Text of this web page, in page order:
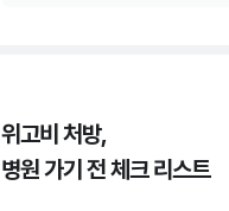
위고비 처방,
병원 가기 전 체크 리스트